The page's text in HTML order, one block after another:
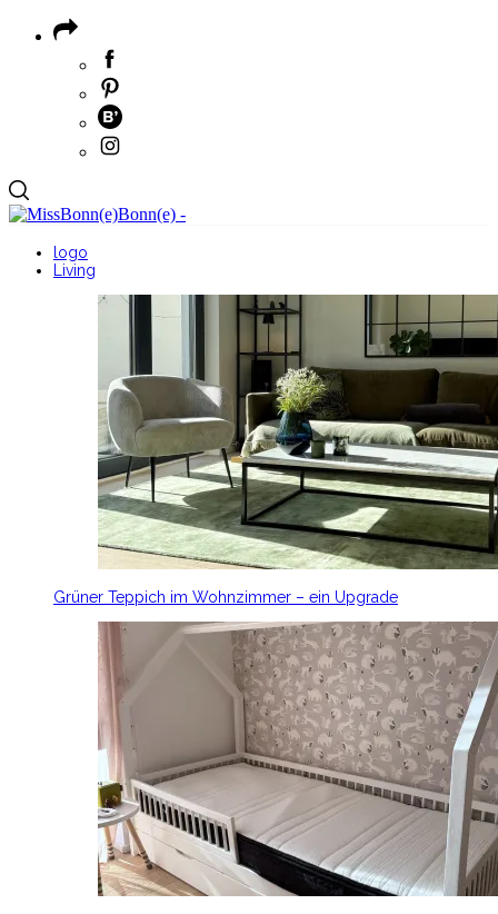
logo
Living
Grüner Teppich im Wohnzimmer – ein Upgrade